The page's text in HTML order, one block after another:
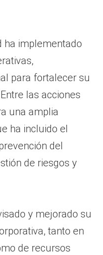
ha implementado
para fortalecer su
las acciones
una amplia
ha incluido el
del
de riesgos y
y mejorado su
tanto en
de recursos